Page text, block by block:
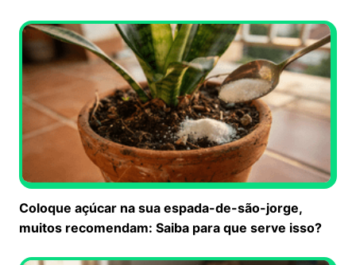
Coloque açúcar na sua espada-de-são-jorge,
muitos recomendam: Saiba para que serve isso?